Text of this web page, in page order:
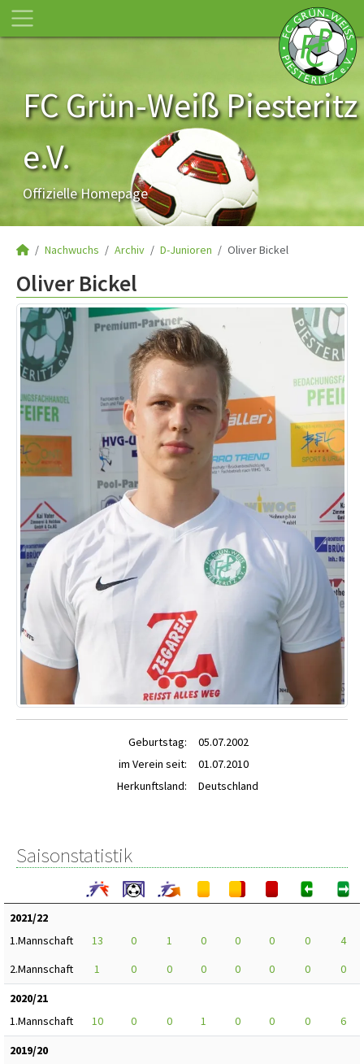
FC Grün-Weiß Piesteritz
e.V.
Offizielle Homepage
Nachwuchs Archiv D-Junioren Oliver Bickel
Oliver Bickel
Geburtstag:
05.07.2002
im Verein seit:
01.07.2010
Herkunftsland:
Deutschland
Saisonstatistik
2021/22
1.Mannschaft
13 0 1 0 0 0 0
4
2.Mannschaft
1 0 0 0 0 0 0
0
2020/21
1.Mannschaft
10 0 0 1 0 0 0
6
2019/20